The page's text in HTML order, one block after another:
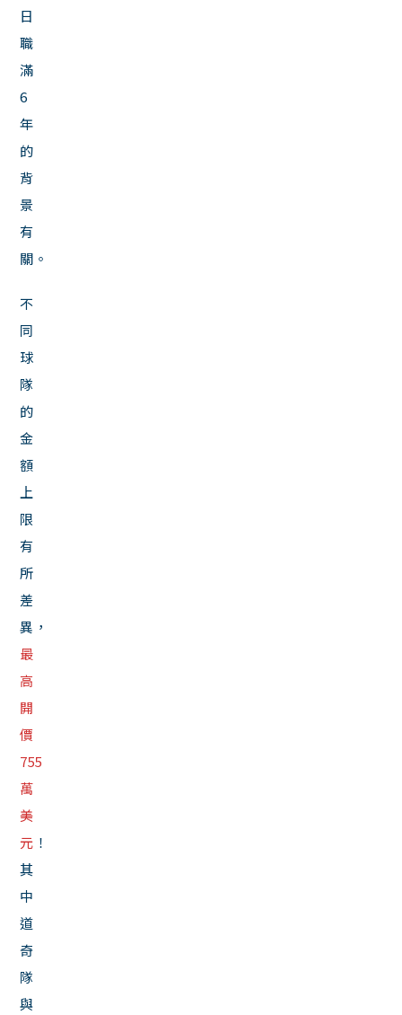
日
職
滿
6
年
的
背
景
有
關。
不
同
球
隊
的
金
額
上
限
有
所
差
異，
最
高
開
價
755
萬
美
元 ！
其
中
道
奇
隊
與